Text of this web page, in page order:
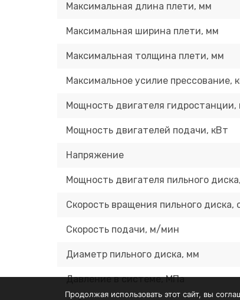
Максимальная длина плети, мм
Максимальная ширина плети, мм
Максимальная толщина плети, мм
Максимальное усилие прессование,
Мощность двигателя гидростанции,
Мощность двигателей подачи, кВт
Напряжение
Мощность двигателя пильного
Скорость вращения пильного диска,
Скорость подачи, м/мин
Диаметр пильного диска, мм
Давление в системе, МПа
Продолжая использовать этот сайт, вы